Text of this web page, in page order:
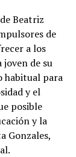
Beatriz
de
a los
de su
habitual para
y el
posible
y la
Gonzales,